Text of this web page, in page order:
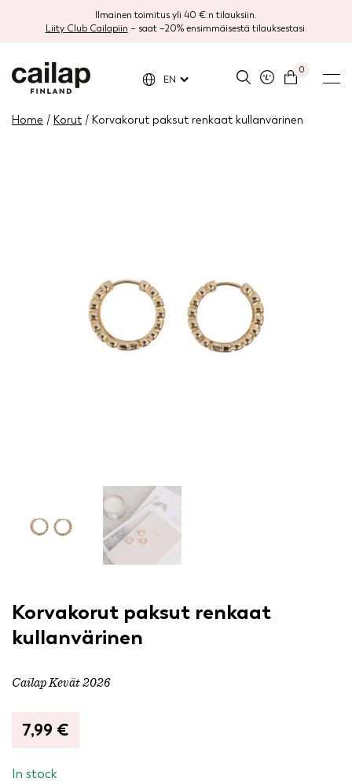
Ilmainen toimitus yli 40 €:n tilauksiin.
Liity Club Cailapiin – saat –20% ensimmäisestä tilauksestasi.
0
EN
Home / Korut / Korvakorut paksut renkaat kullanvärinen
Korvakorut paksut renkaat
kullanvärinen
Cailap Kevät 2026
7,99 €
In stock